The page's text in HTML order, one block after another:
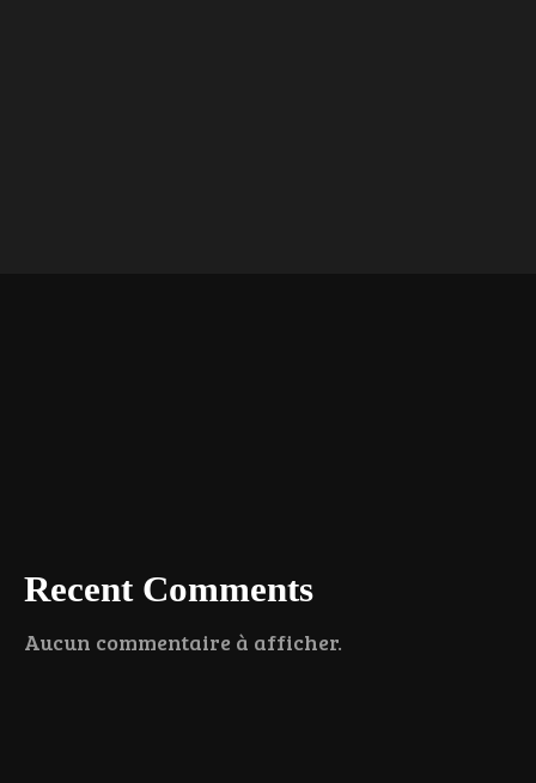
Recent Comments
Aucun commentaire à afficher.